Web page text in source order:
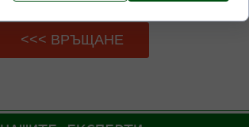
<<< ВРЪЩАНЕ